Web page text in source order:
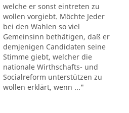
welche er sonst eintreten zu
wollen vorgiebt. Möchte Jeder
bei den Wahlen so viel
Gemeinsinn bethätigen, daß er
demjenigen Candidaten seine
Stimme giebt, welcher die
nationale Wirthschafts- und
Socialreform unterstützen zu
wollen erklärt, wenn ..."